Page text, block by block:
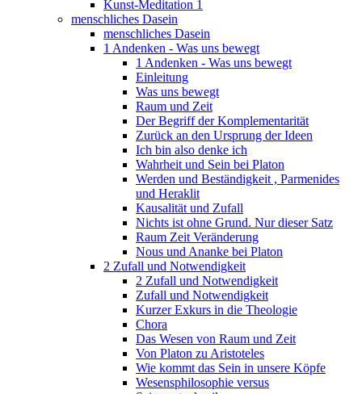
Kunst-Meditation 1
menschliches Dasein
menschliches Dasein
1 Andenken - Was uns bewegt
1 Andenken - Was uns bewegt
Einleitung
Was uns bewegt
Raum und Zeit
Der Begriff der Komplementarität
Zurück an den Ursprung der Ideen
Ich bin also denke ich
Wahrheit und Sein bei Platon
Werden und Beständigkeit , Parmenides
und Heraklit
Kausalität und Zufall
Nichts ist ohne Grund. Nur dieser Satz
Raum Zeit Veränderung
Nous und Ananke bei Platon
2 Zufall und Notwendigkeit
2 Zufall und Notwendigkeit
Zufall und Notwendigkeit
Kurzer Exkurs in die Theologie
Chora
Das Wesen von Raum und Zeit
Von Platon zu Aristoteles
Wie kommt das Sein in unsere Köpfe
Wesensphilosophie versus